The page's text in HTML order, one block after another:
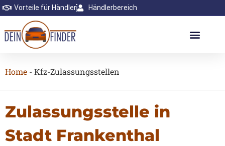
Vorteile für Händler Händlerbereich
Home - Kfz-Zulassungsstellen
Zulassungsstelle in
Stadt Frankenthal